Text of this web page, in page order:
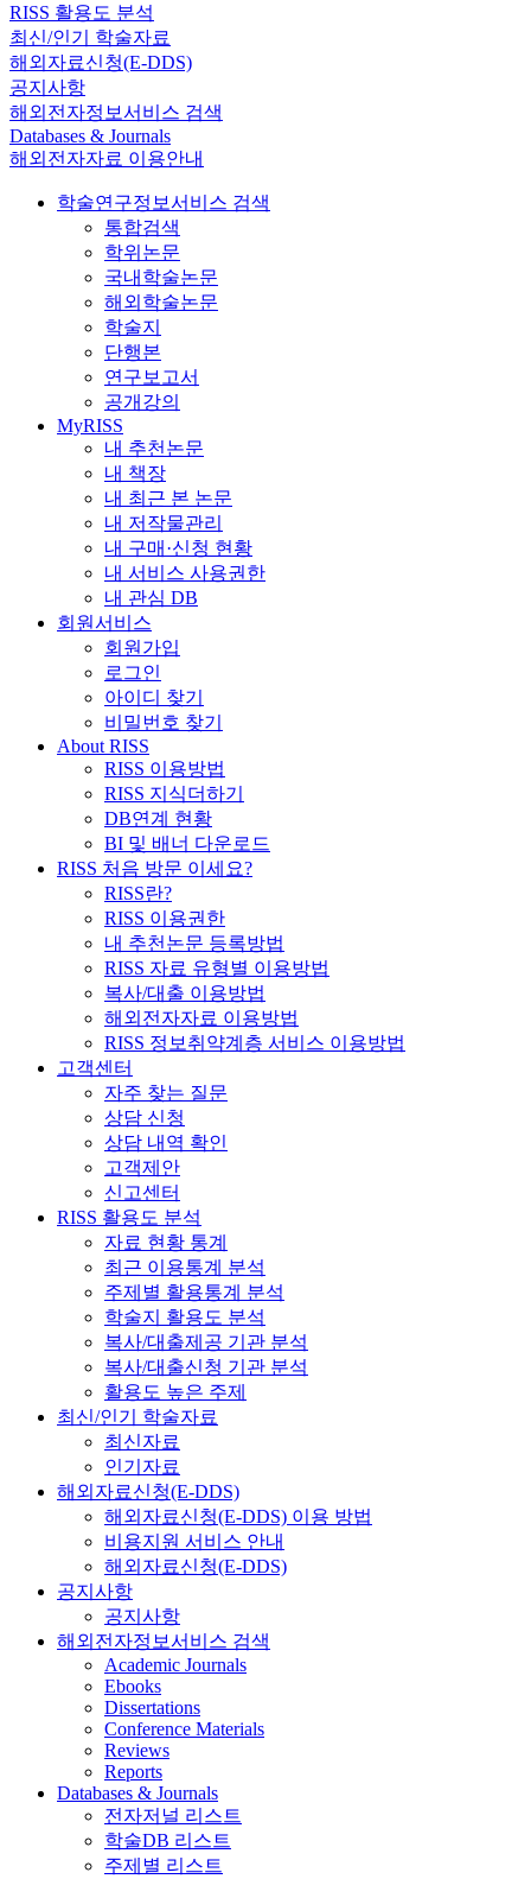
RISS 활용도 분석
최신/인기 학술자료
해외자료신청(E-DDS)
공지사항
해외전자정보서비스 검색
Databases & Journals
해외전자자료 이용안내
학술연구정보서비스 검색
통합검색
학위논문
국내학술논문
해외학술논문
학술지
단행본
연구보고서
공개강의
MyRISS
내 추천논문
내 책장
내 최근 본 논문
내 저작물관리
내 구매·신청 현황
내 서비스 사용권한
내 관심 DB
회원서비스
회원가입
로그인
아이디 찾기
비밀번호 찾기
About RISS
RISS 이용방법
RISS 지식더하기
DB연계 현황
BI 및 배너 다운로드
RISS 처음 방문 이세요?
RISS란?
RISS 이용권한
내 추천논문 등록방법
RISS 자료 유형별 이용방법
복사/대출 이용방법
해외전자자료 이용방법
RISS 정보취약계층 서비스 이용방법
고객센터
자주 찾는 질문
상담 신청
상담 내역 확인
고객제안
신고센터
RISS 활용도 분석
자료 현황 통계
최근 이용통계 분석
주제별 활용통계 분석
학술지 활용도 분석
복사/대출제공 기관 분석
복사/대출신청 기관 분석
활용도 높은 주제
최신/인기 학술자료
최신자료
인기자료
해외자료신청(E-DDS)
해외자료신청(E-DDS) 이용 방법
비용지원 서비스 안내
해외자료신청(E-DDS)
공지사항
공지사항
해외전자정보서비스 검색
Academic Journals
Ebooks
Dissertations
Conference Materials
Reviews
Reports
Databases & Journals
전자저널 리스트
학술DB 리스트
주제별 리스트